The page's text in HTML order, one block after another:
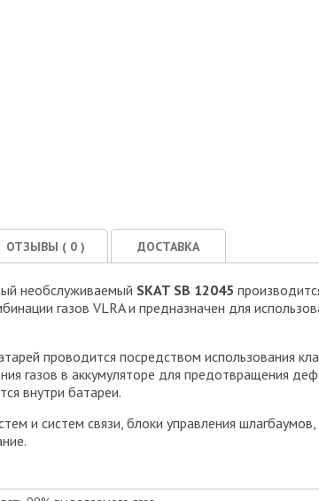
ОТЗЫВЫ ( 0 ) ДОСТАВКА
необслуживаемый SKAT SB 12045
газов VLRA и предназначен для
проводится посредством использования
газов в аккумуляторе для предотвращения
внутри батареи.
и систем связи, блоки управления